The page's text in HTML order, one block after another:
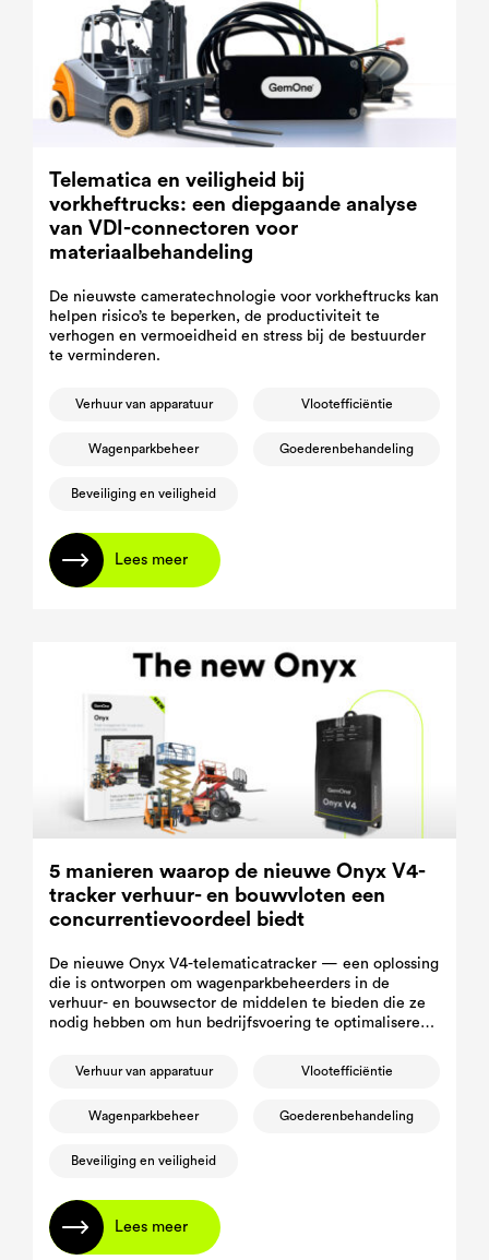
Telematica en veiligheid bij
vorkheftrucks: een diepgaande analyse
van VDI-connectoren voor
materiaalbehandeling
De nieuwste cameratechnologie voor vorkheftrucks kan
helpen risico’s te beperken, de productiviteit te
verhogen en vermoeidheid en stress bij de bestuurder
te verminderen.
Verhuur van apparatuur Vlootefficiëntie
Wagenparkbeheer Goederenbehandeling
Beveiliging en veiligheid
Lees meer
5 manieren waarop de nieuwe Onyx V4-
tracker verhuur- en bouwvloten een
concurrentievoordeel biedt
De nieuwe Onyx V4-telematicatracker — een oplossing
die is ontworpen om wagenparkbeheerders in de
verhuur- en bouwsector de middelen te bieden die ze
nodig hebben om hun bedrijfsvoering te optimaliseren,
Verhuur van apparatuur Vlootefficiëntie
Wagenparkbeheer Goederenbehandeling
Beveiliging en veiligheid
Lees meer